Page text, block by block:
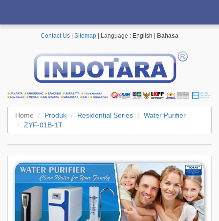
Contact Us Sitemap | Language : English Bahasa
Home Produk Residential Series
Water Purifier
ZYF-01B-1T